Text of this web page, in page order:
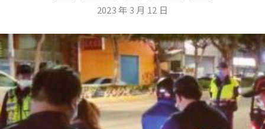
2023 年 3 月 12 日